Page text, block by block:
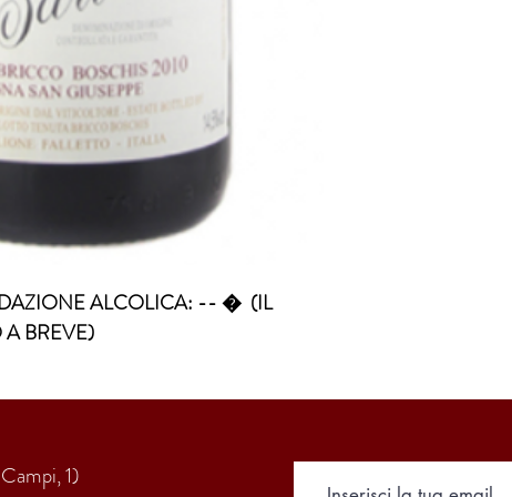
ALCOLICA: -- �  (IL
BREVE)
1)